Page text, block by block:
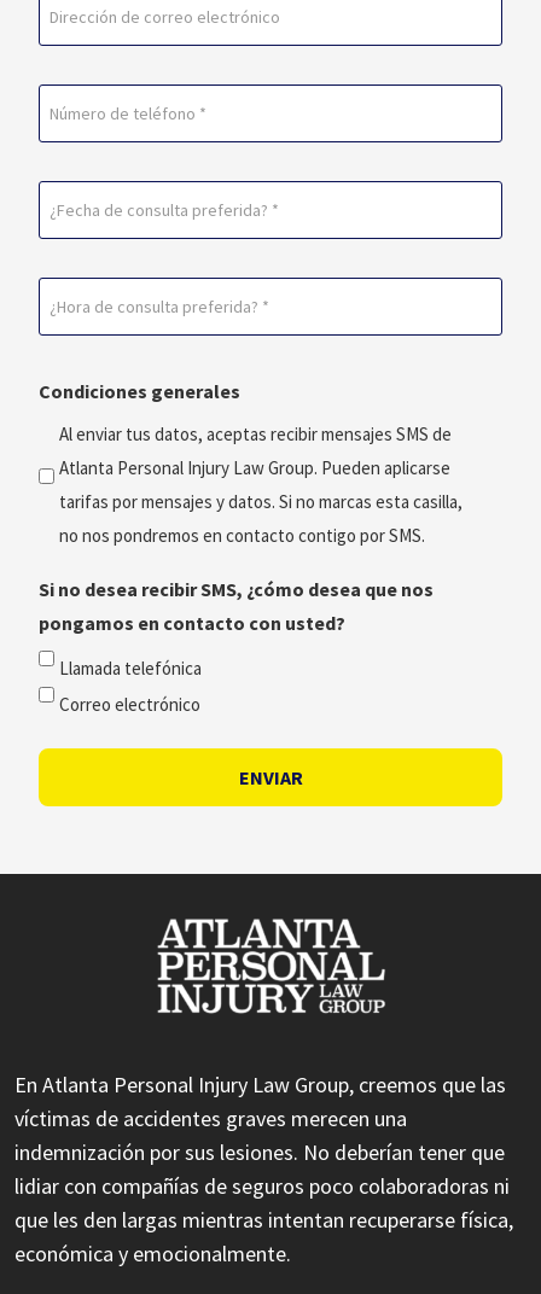
electrónico
Teléfono
de
preferida
(Obligatorio)
de
preferido
(Obligatorio)
Condiciones generales
Al enviar tus datos, aceptas recibir mensajes SMS de
Atlanta Personal Injury Law Group. Pueden aplicarse
tarifas por mensajes y datos. Si no marcas esta casilla,
no nos pondremos en contacto contigo por SMS.
Si no desea recibir SMS, ¿cómo desea que nos
pongamos en contacto con usted?
Llamada telefónica
Correo electrónico
ENVIAR
En Atlanta Personal Injury Law Group, creemos que las
víctimas de accidentes graves merecen una
indemnización por sus lesiones. No deberían tener que
lidiar con compañías de seguros poco colaboradoras ni
que les den largas mientras intentan recuperarse física,
económica y emocionalmente.